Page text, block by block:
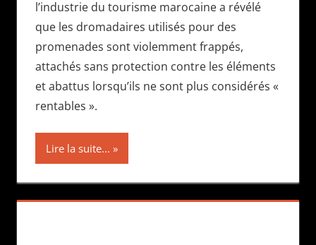
l’industrie du tourisme marocaine a révélé
que les dromadaires utilisés pour des
promenades sont violemment frappés,
attachés sans protection contre les éléments
et abattus lorsqu’ils ne sont plus considérés «
rentables ».
Lire la suite...